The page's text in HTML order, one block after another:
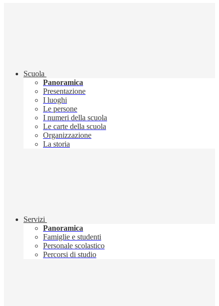
Scuola
Panoramica
Presentazione
I luoghi
Le persone
I numeri della scuola
Le carte della scuola
Organizzazione
La storia
Servizi
Panoramica
Famiglie e studenti
Personale scolastico
Percorsi di studio